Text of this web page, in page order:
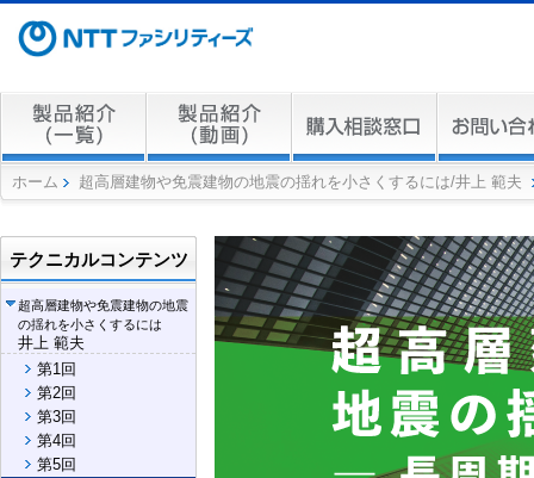
ホーム 超高層建物や免震建物の地震の揺れを小さくするには/井上 範夫
テクニカルコンテンツ
超高層建物や免震建物の地震
の揺れを小さくするには
井上 範夫
第1回
第2回
第3回
第4回
第5回